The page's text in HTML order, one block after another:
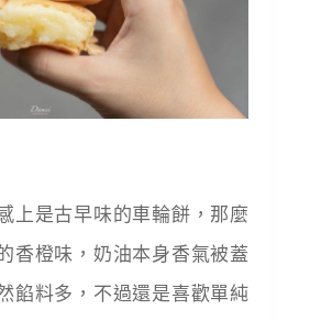
上是古早味的車輪餅，那麼
香橙味，奶油本身香氣被蓋
餡料多，不過還是喜歡單純